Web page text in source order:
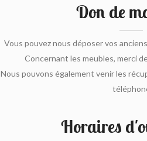
Don de
Vous pouvez nous déposer vos
Concernant les meubles, merci
Nous pouvons également venir les
Horaires